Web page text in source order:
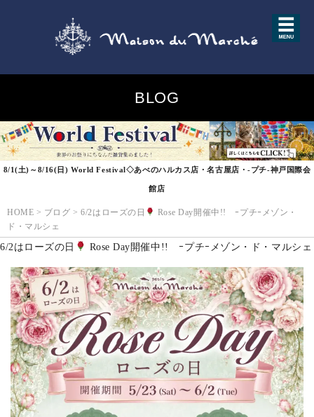
BLOG
8/1(土)～8/16(日) World Festival◇あべのハルカス店・名古屋店・-プチ-神戸国際会
館店
HOME > ブログ >6/2はローズの日
Rose Day開催中!! ｰプチｰメゾン・
ド・マルシェ
6/2はローズの日 Rose Day開催中!! ｰプチｰメゾン・ド・マルシェ